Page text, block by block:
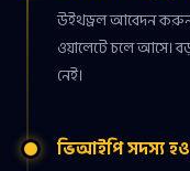
উইথড্রল আবেদন করুন,
ওয়ালেটে চলে আসে।
নেই।
ভিআইপি সদস্য